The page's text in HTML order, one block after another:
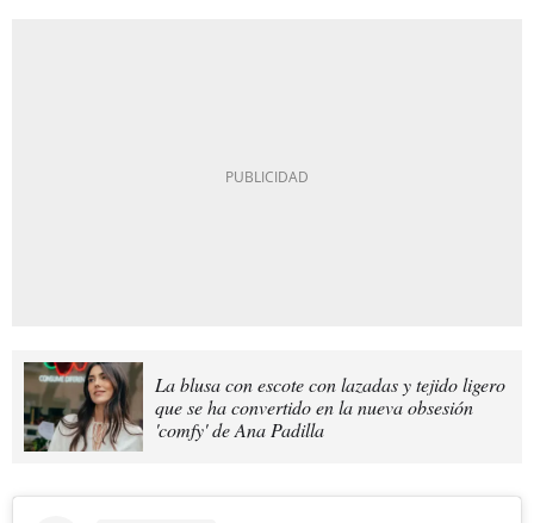
La blusa con escote con lazadas y tejido ligero
que se ha convertido en la nueva obsesión
'comfy' de Ana Padilla